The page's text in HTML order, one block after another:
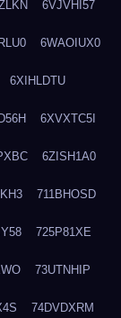
6VJVHI57
6WAOIUX0
6XIHLDTU
6XVXTC5I
6ZISH1A0
711BHOSD
725P81XE
73UTNHIP
74DVDXRM